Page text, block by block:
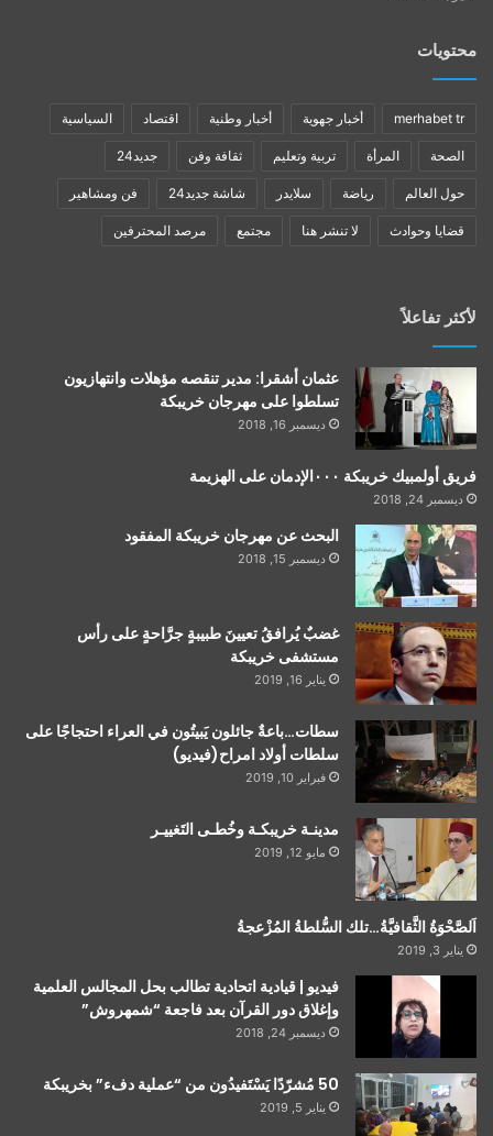
محتويات
merhabet tr أخبار جهوية أخبار وطنية اقتصاد السياسية
الصحة المرأة تربية وتعليم ثقافة وفن جديد24
حول العالم رياضة سلايدر شاشة جديد24 فن ومشاهير
قضايا وحوادث لا تنشر هنا مجتمع مرصد المحترفين
لأكثر تفاعلاً
عثمان أشقرا: مدير تنقصه مؤهلات وانتهازيون
تسلطوا على مهرجان خريبكة
ديسمبر 16, 2018
فريق أولمبيك خريبكة ٠٠٠الإدمان على الهزيمة
ديسمبر 24, 2018
البحث عن مهرجان خريبكة المفقود
ديسمبر 15, 2018
غضبٌ يُرافقُ تعيينَ طبيبةٍ جرَّاحةٍ على رأس
مستشفى خريبكة
يناير 16, 2019
سطات…باعةٌ جائلون يَبيتُون في العراء احتجاجًا على
سلطات أولاد امراح(فيديو)
فبراير 10, 2019
مدينـة خريبكـة وخُطـى التَغييـر
مايو 12, 2019
اَلصَّحْوَةُ الثَّقافيَّةُ…تلك السُّلطةُ المُزْعجةُ
يناير 3, 2019
فيديو | قيادية اتحادية تطالب بحل المجالس العلمية
وإغلاق دور القرآن بعد فاجعة “شمهروش”
ديسمبر 24, 2018
50 مُشرّدًا يَسْتَفيدُون من “عملية دفء” بخريبكة
يناير 5, 2019